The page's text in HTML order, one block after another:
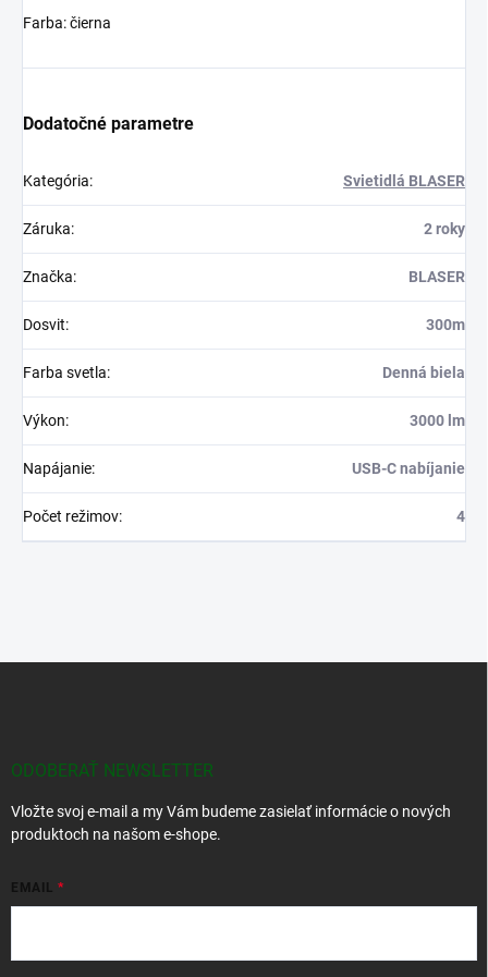
Farba: čierna
Dodatočné parametre
Kategória: Svietidlá BLASER
Záruka: 2 roky
Značka: BLASER
Dosvit: 300m
Farba svetla: Denná biela
Výkon: 3000 lm
Napájanie: USB-C nabíjanie
Počet režimov: 4
ODOBERAŤ NEWSLETTER
Vložte svoj e-mail a my Vám budeme zasielať informácie o nových
produktoch na našom e-shope.
EMAIL